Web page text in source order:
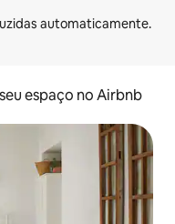
espaço no Airbnb